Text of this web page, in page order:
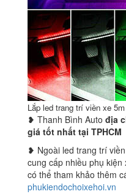
Lắp led trang trí viền xe
❥ Thanh Bình Auto địa
giá tốt nhất tại TPHCM
❥ Ngoài led trang trí
cung cấp nhiều phụ
có thể tham khảo thêm
phukiendochoixehoi.vn